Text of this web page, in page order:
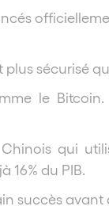
sécurisé
le
qui
16% du PIB.
succès